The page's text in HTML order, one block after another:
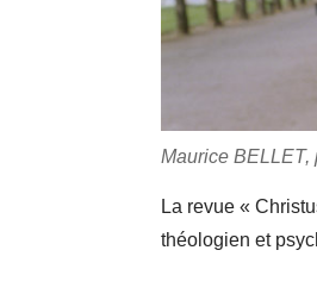
Maurice BELLET,
La revue «
théologien et